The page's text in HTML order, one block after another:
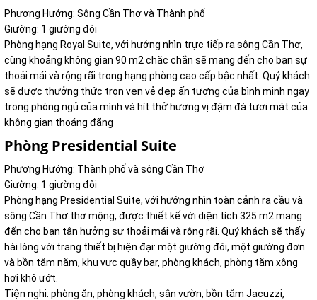
Phương Hướng: Sông Cần Thơ và Thành phố
Giường: 1 giường đôi
Phòng hạng Royal Suite, với hướng nhìn trực tiếp ra sông Cần Thơ,
cùng khoảng không gian 90 m2 chăc chắn sẽ mang đến cho bạn sự
thoải mái và rộng rãi trong hạng phòng cao cấp bậc nhất. Quý khách
sẽ được thưởng thức trọn vẹn vẻ đẹp ấn tượng của bình minh ngay
trong phòng ngủ của mình và hít thở hương vị đậm đà tươi mát của
không gian thoáng đãng
Phòng Presidential Suite
Phương Hướng: Thành phố và sông Cần Thơ
Giường: 1 giường đôi
Phòng hạng Presidential Suite, với hướng nhìn toàn cảnh ra cầu và
sông Cần Thơ thơ mộng, được thiết kế với diện tích 325 m2 mang
đến cho bạn tận hưởng sự thoải mái và rộng rãi. Quý khách sẽ thấy
hài lòng với trang thiết bị hiện đại: một giường đôi, một giường đơn
và bồn tắm nằm, khu vực quầy bar, phòng khách, phòng tắm xông
hơi khô ướt.
Tiện nghi: phòng ăn, phòng khách, sân vườn, bồn tắm Jacuzzi,